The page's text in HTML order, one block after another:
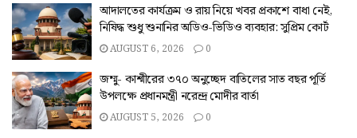
আদালতের কার্যক্রম ও রায় নিয়ে খবর প্রকাশে বাধা নেই,
নিষিদ্ধ শুধু শুনানির অডিও-ভিডিও ব্যবহার: সুপ্রিম কোর্ট
AUGUST 6, 2026 0
জম্মু- কাশ্মীরের ৩৭০ অনুচ্ছেদ বাতিলের সাত বছর পূর্তি
উপলক্ষে প্রধানমন্ত্রী নরেন্দ্র মোদীর বার্তা
AUGUST 5, 2026 0